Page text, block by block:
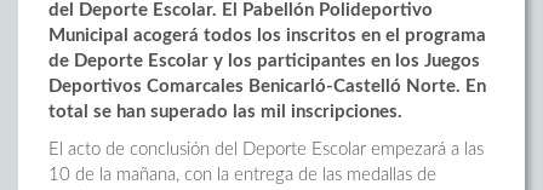
del Deporte Escolar. El Pabellón Polideportivo
Municipal acogerá todos los inscritos en el programa
de Deporte Escolar y los participantes en los Juegos
Deportivos Comarcales Benicarló-Castelló Norte. En
total se han superado las mil inscripciones.
El acto de conclusión del Deporte Escolar empezará a las
10 de la mañana, con la entrega de las medallas de